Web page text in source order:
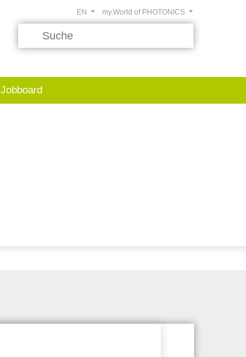
my.World of PHOTONICS
EN
Jobboard